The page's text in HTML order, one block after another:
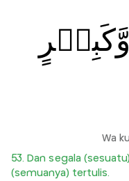
Wa
53. Dan segala
(semuanya) tertulis.